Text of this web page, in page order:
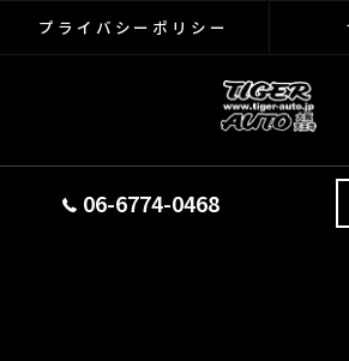
06-6774-0468
プライバシーポリシー